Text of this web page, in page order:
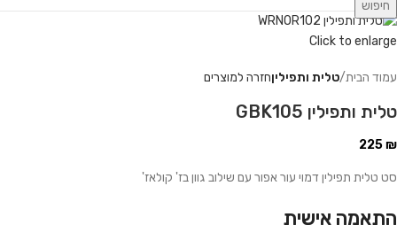
חיפוש
Click to enlarge
עמוד הבית טלית ותפיליןחזרה למוצרים
טלית ותפילין GBK105
225₪
סט טלית תפילין דמוי עור אפור עם שילוב גוון בז' קולאז'
התאמה אישית